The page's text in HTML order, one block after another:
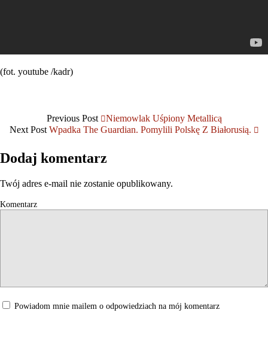
(fot. youtube /kadr)
Previous Post
Niemowlak Uśpiony Metallicą
Next Post Wpadka The Guardian. Pomylili Polskę Z Białorusią.
Dodaj komentarz
Twój adres e-mail nie zostanie opublikowany.
Komentarz
Powiadom mnie mailem o odpowiedziach na mój komentarz